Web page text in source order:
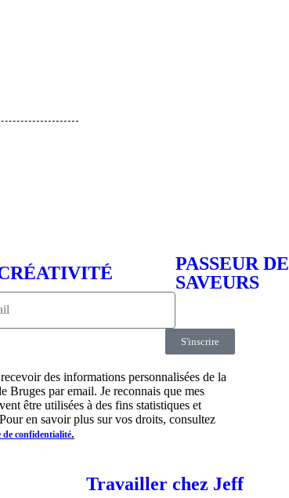
PASSEUR DE
SAVEURS
S'inscrire
recevoir des informations personnalisées de la
Bruges par email. Je reconnais que mes
être utilisées à des fins statistiques et
en savoir plus sur vos droits, consultez
confidentialité.
Travailler chez Jeff